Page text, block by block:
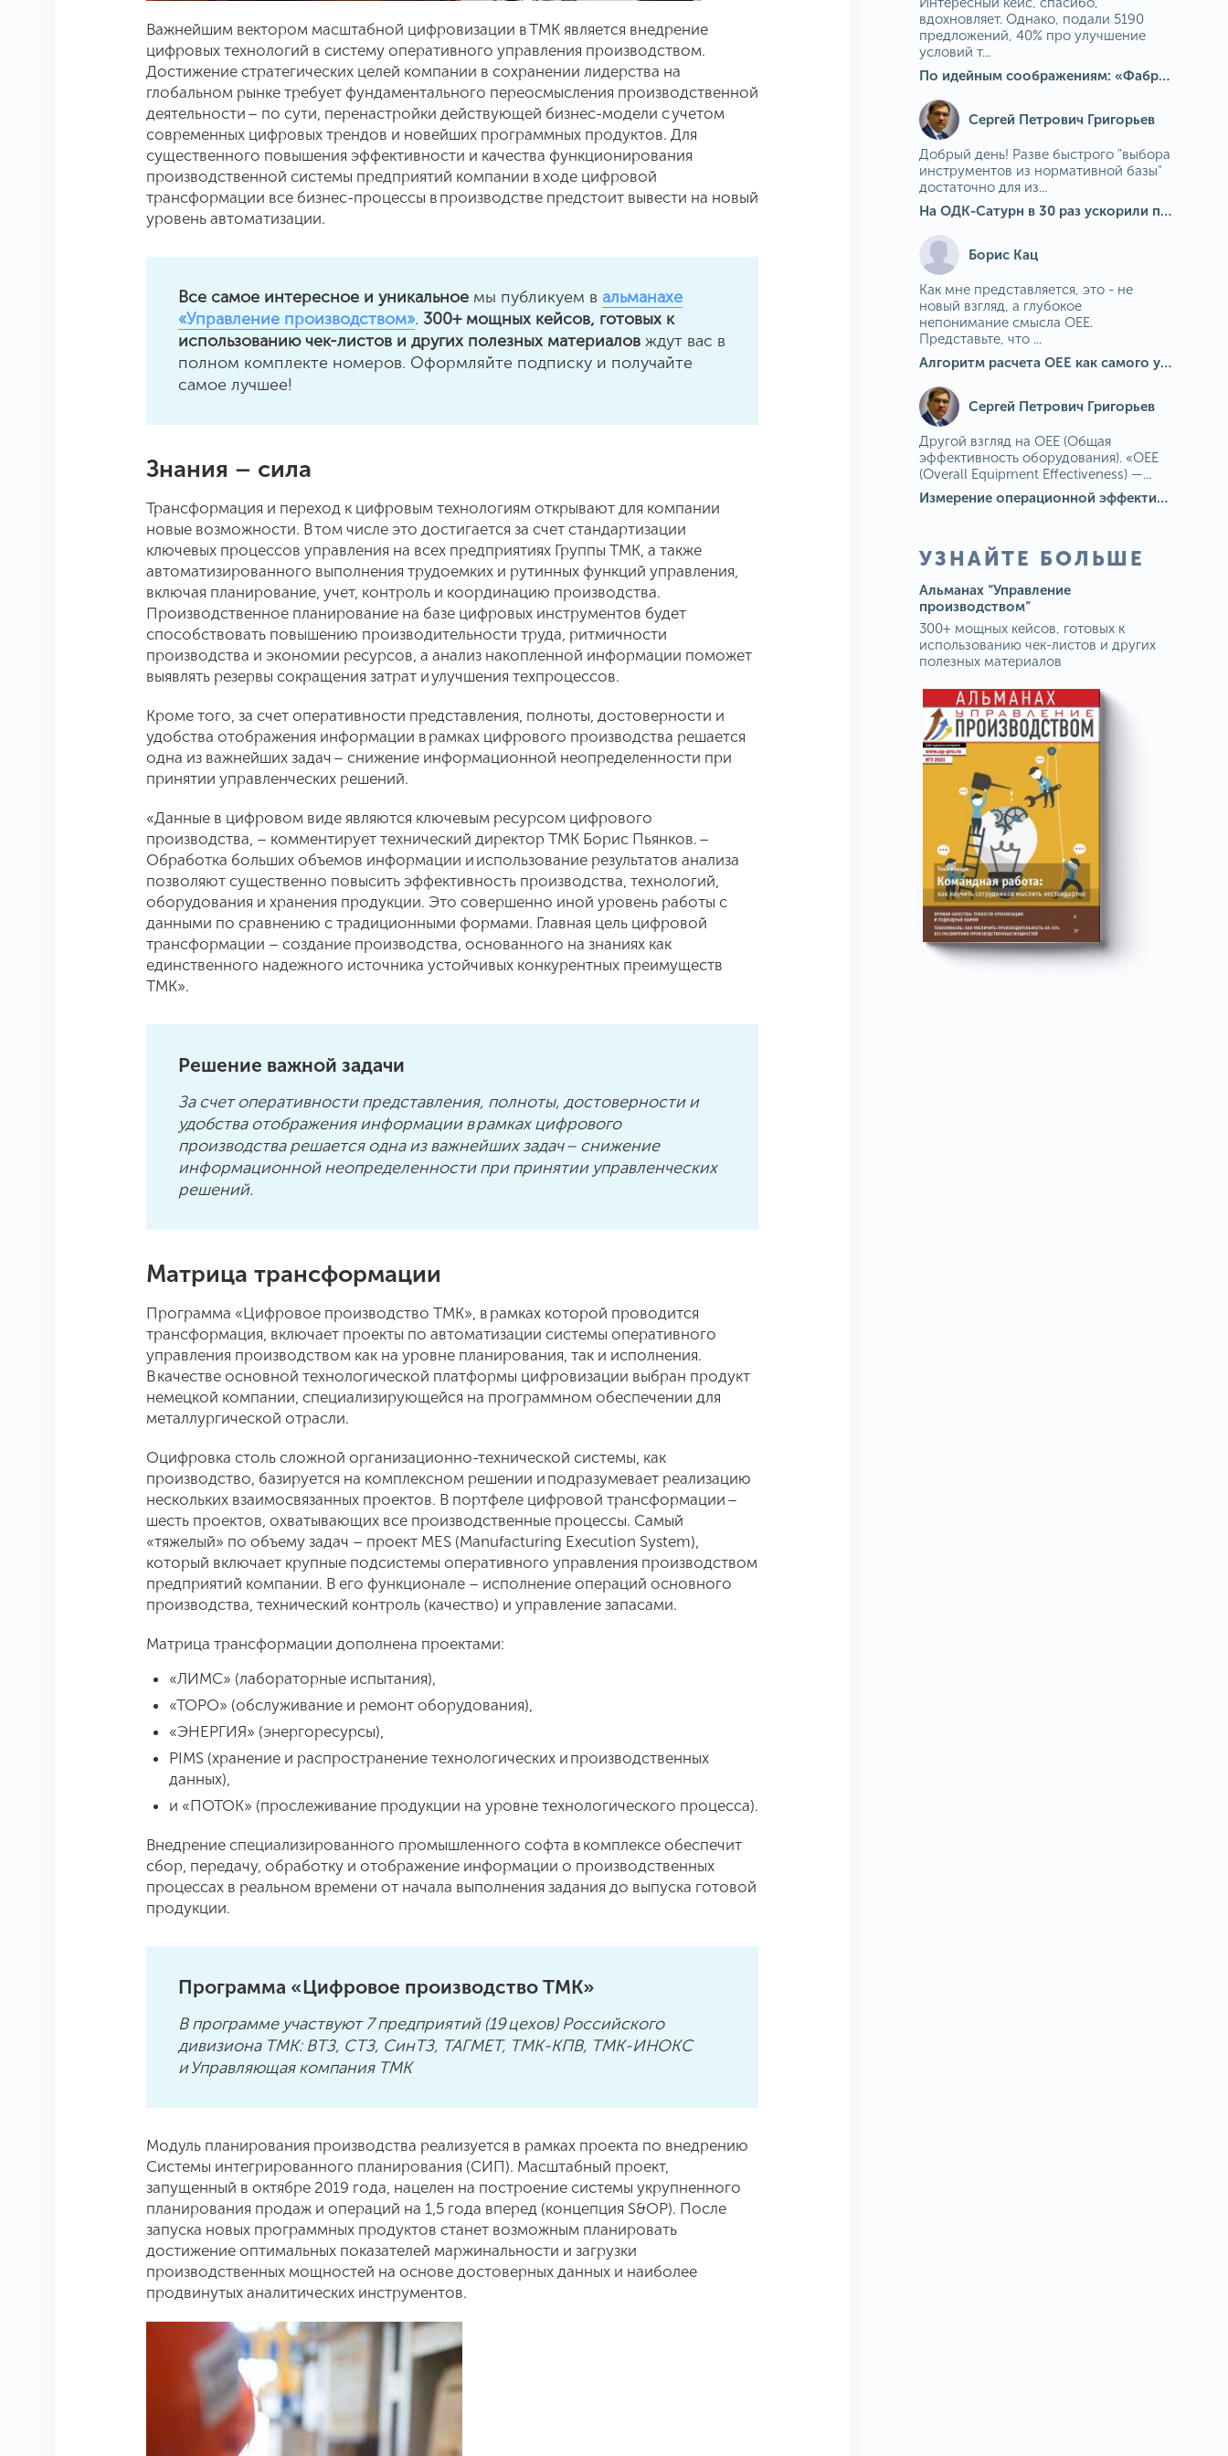
Важнейшим вектором масштабной цифровизации в ТМК является внедрение
цифровых технологий в систему оперативного управления производством.
Достижение стратегических целей компании в сохранении лидерства на
глобальном рынке требует фундаментального переосмысления производственной
деятельности – по сути, перенастройки действующей бизнес-модели с учетом
современных цифровых трендов и новейших программных продуктов. Для
существенного повышения эффективности и качества функционирования
производственной системы предприятий компании в ходе цифровой
трансформации все бизнес-процессы в производстве предстоит вывести на новый
уровень автоматизации.
Все самое интересное и уникальное мы публикуем в альманахе
«Управление производством». 300+ мощных кейсов, готовых к
использованию чек-листов и других полезных материалов ждут вас в
полном комплекте номеров. Оформляйте подписку и получайте
самое лучшее!
Знания – сила
Трансформация и переход к цифровым технологиям открывают для компании
новые возможности. В том числе это достигается за счет стандартизации
ключевых процессов управления на всех предприятиях Группы ТМК, а также
автоматизированного выполнения трудоемких и рутинных функций управления,
включая планирование, учет, контроль и координацию производства.
Производственное планирование на базе цифровых инструментов будет
способствовать повышению производительности труда, ритмичности
производства и экономии ресурсов, а анализ накопленной информации поможет
выявлять резервы сокращения затрат и улучшения техпроцессов.
Кроме того, за счет оперативности представления, полноты, достоверности и
удобства отображения информации в рамках цифрового производства решается
одна из важнейших задач – снижение информационной неопределенности при
принятии управленческих решений.
«Данные в цифровом виде являются ключевым ресурсом цифрового
производства, – комментирует технический директор ТМК Борис Пьянков. –
Обработка больших объемов информации и использование результатов анализа
позволяют существенно повысить эффективность производства, технологий,
оборудования и хранения продукции. Это совершенно иной уровень работы с
данными по сравнению с традиционными формами. Главная цель цифровой
трансформации – создание производства, основанного на знаниях как
единственного надежного источника устойчивых конкурентных преимуществ
ТМК».
Решение важной задачи
За счет оперативности представления, полноты, достоверности и
удобства отображения информации в рамках цифрового
производства решается одна из важнейших задач – снижение
информационной неопределенности при принятии управленческих
решений.
Матрица трансформации
Программа «Цифровое производство ТМК», в рамках которой проводится
трансформация, включает проекты по автоматизации системы оперативного
управления производством как на уровне планирования, так и исполнения.
В качестве основной технологической платформы цифровизации выбран продукт
немецкой компании, специализирующейся на программном обеспечении для
металлургической отрасли.
Оцифровка столь сложной организационно-технической системы, как
производство, базируется на комплексном решении и подразумевает реализацию
нескольких взаимосвязанных проектов. В портфеле цифровой трансформации –
шесть проектов, охватывающих все производственные процессы. Самый
«тяжелый» по объему задач – проект MES (Manufacturing Execution System),
который включает крупные подсистемы оперативного управления производством
предприятий компании. В его функционале – исполнение операций основного
производства, технический контроль (качество) и управление запасами.
Матрица трансформации дополнена проектами:
«ЛИМС» (лабораторные испытания),
«ТОРО» (обслуживание и ремонт оборудования),
«ЭНЕРГИЯ» (энергоресурсы),
PIMS (хранение и распространение технологических и производственных
данных),
и «ПОТОК» (прослеживание продукции на уровне технологического процесса).
Внедрение специализированного промышленного софта в комплексе обеспечит
сбор, передачу, обработку и отображение информации о производственных
процессах в реальном времени от начала выполнения задания до выпуска готовой
продукции.
Программа «Цифровое производство ТМК»
В программе участвуют 7 предприятий (19 цехов) Российского
дивизиона ТМК: ВТЗ, СТЗ, СинТЗ, ТАГМЕТ, ТМК-КПВ, ТМК-ИНОКС
и Управляющая компания ТМК
Модуль планирования производства реализуется в рамках проекта по внедрению
Системы интегрированного планирования (СИП). Масштабный проект,
запущенный в октябре 2019 года, нацелен на построение системы укрупненного
планирования продаж и операций на 1,5 года вперед (концепция S&OP). После
запуска новых программных продуктов станет возможным планировать
достижение оптимальных показателей маржинальности и загрузки
производственных мощностей на основе достоверных данных и наиболее
продвинутых аналитических инструментов.
вдохновляет. Однако, подали 5190
предложений, 40% про улучшение
условий т...
По идейным соображениям: «Фабрика идей» на МГОКе
Сергей Петрович Григорьев
Добрый день! Разве быстрого "выбора
инструментов из нормативной базы"
достаточно для из...
На ОДК-Сатурн в 30 раз ускорили подбор средств измерения для контроля качества продукции
Борис Кац
Как мне представляется, это - не
новый взгляд, а глубокое
непонимание смысла OEE.
Представьте, что ...
Алгоритм расчета ОЕЕ как самого универсального и современного показателя эффективности оборудования в мире
Сергей Петрович Григорьев
Другой взгляд на OEE (Общая
эффективность оборудования). «OEE
(Overall Equipment Effectiveness) —...
Измерение операционной эффективности: ключевые показатели для непрерывного совершенствования
УЗНАЙТЕ БОЛЬШЕ
Альманах “Управление
производством”
300+ мощных кейсов, готовых к
использованию чек-листов и других
полезных материалов